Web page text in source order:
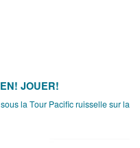
JOUER!
la Tour Pacific ruisselle sur la